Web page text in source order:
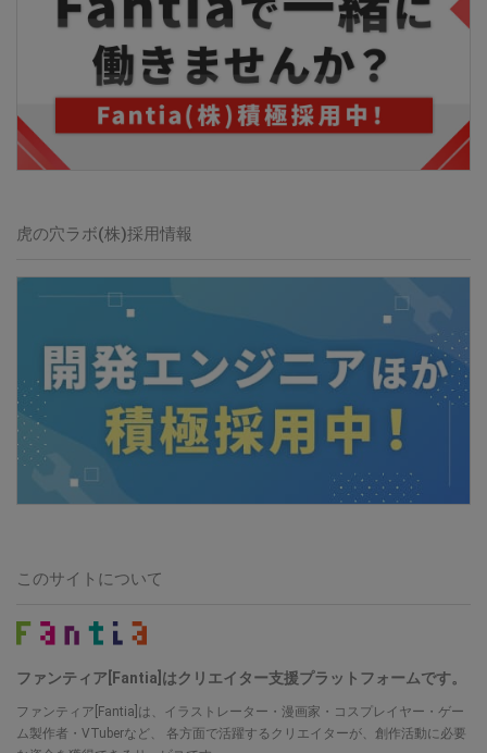
虎の穴ラボ(株)採用情報
このサイトについて
ファンティア[Fantia]はクリエイター支援プラットフォームです。
ファンティア[Fantia]は、イラストレーター・漫画家・コスプレイヤー・ゲー
ム製作者・VTuberなど、 各方面で活躍するクリエイターが、創作活動に必要